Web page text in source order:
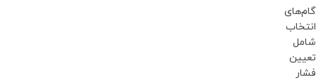
گام‌های
انتخاب
شامل
تعیین
فشار